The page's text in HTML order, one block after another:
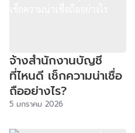
จ้างสำนักงานบัญชี
ที่ไหนดี เช็กความน่าเชื่อ
ถืออย่างไร?
5 มกราคม 2026